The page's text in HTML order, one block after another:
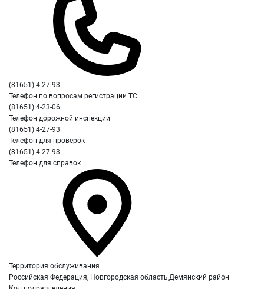
(81651) 4-27-93
Телефон по вопросам регистрации ТС
(81651) 4-23-06
Телефон дорожной инспекции
(81651) 4-27-93
Телефон для проверок
(81651) 4-27-93
Телефон для справок
Территория обслуживания
Российская Федерация, Новгородская область,Демянский район